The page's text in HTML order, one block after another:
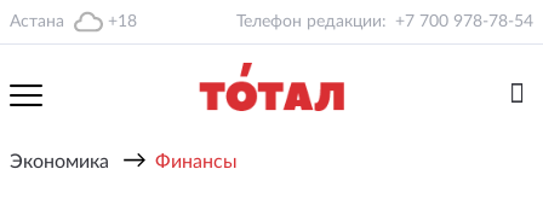
Астана +18 Телефон редакции: +7 700 978-78-54
Экономика → Финансы